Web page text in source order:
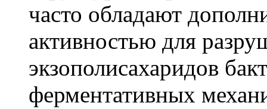
часто обладают
активностью для
экзополисахаридов
ферментативных